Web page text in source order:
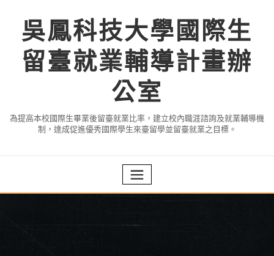
content吳鳳科技大學國際生
留臺就業輔導計畫辦
公室
為提高本校國際生畢業後留臺就業比率，建立校內職涯諮詢及就業輔導機
制，達成促進優秀國際學生來臺留學並留臺就業之目標。